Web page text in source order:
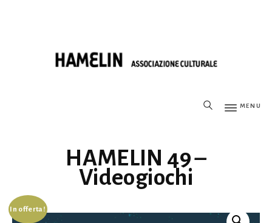
MENU
HAMELIN 49 –
Videogiochi
In offerta!